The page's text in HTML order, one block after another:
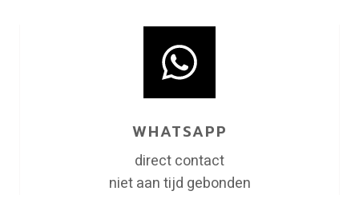
WHATSAPP
direct contact
niet aan tijd gebonden